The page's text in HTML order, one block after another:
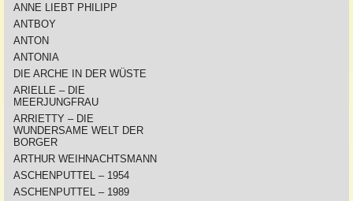
ANNE LIEBT PHILIPP
ANTBOY
ANTON
ANTONIA
DIE ARCHE IN DER WÜSTE
ARIELLE – DIE
MEERJUNGFRAU
ARRIETTY – DIE
WUNDERSAME WELT DER
BORGER
ARTHUR WEIHNACHTSMANN
ASCHENPUTTEL – 1954
ASCHENPUTTEL – 1989